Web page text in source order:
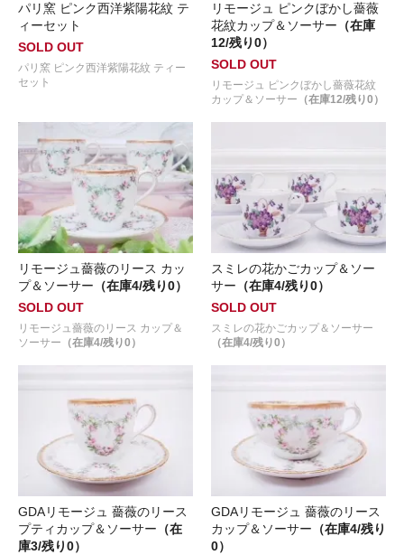
パリ窯 ピンク西洋紫陽花紋 テ
ィーセット
SOLD OUT
パリ窯 ピンク西洋紫陽花紋 ティー
セット
リモージュ ピンクぼかし薔薇
花紋カップ＆ソーサー （在庫
12/残り0）
SOLD OUT
リモージュ ピンクぼかし薔薇花紋
カップ＆ソーサー （在庫12/残り0）
リモージュ薔薇のリース カッ
プ＆ソーサー （在庫4/残り0）
SOLD OUT
リモージュ薔薇のリース カップ＆
ソーサー （在庫4/残り0）
スミレの花かごカップ＆ソー
サー （在庫4/残り0）
SOLD OUT
スミレの花かごカップ＆ソーサー
（在庫4/残り0）
GDAリモージュ 薔薇のリース
プティカップ＆ソーサー （在
庫3/残り0）
GDAリモージュ 薔薇のリース
カップ＆ソーサー （在庫4/残り
0）